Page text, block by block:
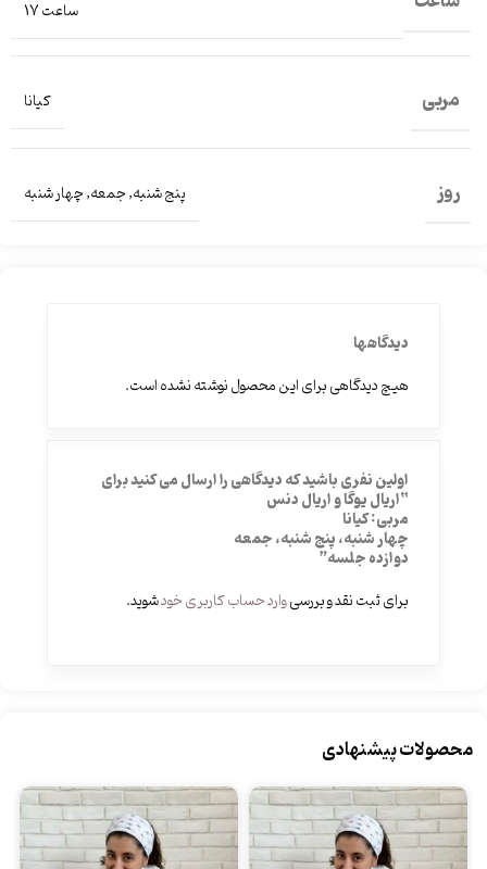
ساعت 17
مربی کیانا
روز پنج شنبه,جمعه,چهار شنبه
دیدگاهها
هیچ دیدگاهی برای این محصول نوشته نشده است.
اولین نفری باشید که دیدگاهی را ارسال می کنید برای
“اریال یوگا و اریال دنس
مربی: کیانا
چهار شنبه، پنج شنبه، جمعه
دوازده جلسه”
برای ثبت نقد و بررسیوارد حساب کاربری خودشوید.
محصولات پیشنهادی